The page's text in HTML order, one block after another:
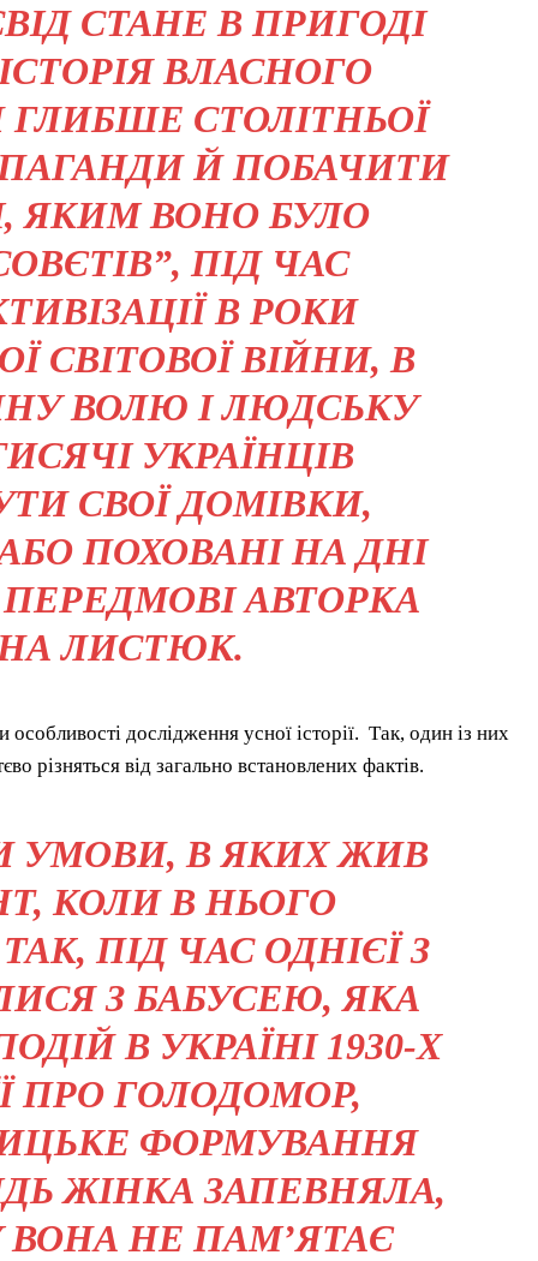
СТАНЕ В ПРИГОДІ
ВЛАСНОГО
СТОЛІТНЬОЇ
Й ПОБАЧИТИ
ЯКИМ ВОНО БУЛО
ПІД ЧАС
В РОКИ
СВІТОВОЇ ВІЙНИ, В
ВОЛЮ І ЛЮДСЬКУ
УКРАЇНЦІВ
СВОЇ ДОМІВКИ,
ПОХОВАНІ НА ДНІ
АВТОРКА
ЛИСТЮК.
дослідження усної історії. Так, один із них
різняться від загально встановлених фактів.
УМОВИ, В ЯКИХ ЖИВ
КОЛИ В НЬОГО
ПІД ЧАС ОДНІЄЇ З
З БАБУСЕЮ, ЯКА
В УКРАЇНІ 1930-Х
ПРО ГОЛОДОМОР,
ФОРМУВАННЯ
ЖІНКА ЗАПЕВНЯЛА,
НЕ ПАМ’ЯТАЄ